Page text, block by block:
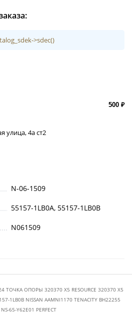
>sdec()
500 ₽
улица, 4а ст2
N-06-1509
55157-1LB0A, 55157-1LB0B
N061509
ТОЧКА ОПОРЫ 320370 X5 RESOURCE 320370 Х5
1LB0B NISSAN AAMNI1170 TENACITY BH22255
65-Y62E01 PERFECT